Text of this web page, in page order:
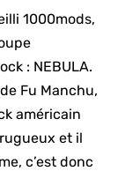
1000mods,
: NEBULA.
Fu Manchu,
américain
et il
c’est donc